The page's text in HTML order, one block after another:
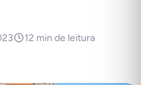
12 min de leitura